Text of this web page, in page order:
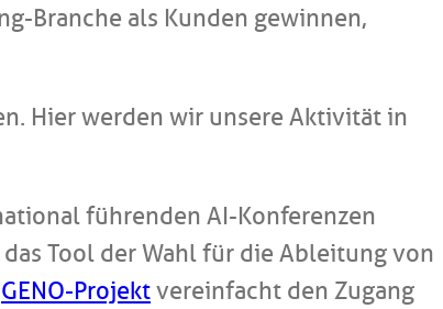
Branche als Kunden gewinnen,
Hier werden wir unsere Aktivität in
führenden AI-Konferenzen
Tool der Wahl für die Ableitung von
GENO-Projektvereinfacht den Zugang